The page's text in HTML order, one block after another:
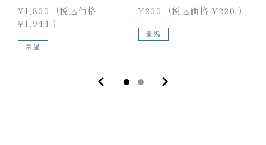
¥1,800
(税込価格
¥1,944 )
常温
¥200 (税込価格 ¥220 )
常温